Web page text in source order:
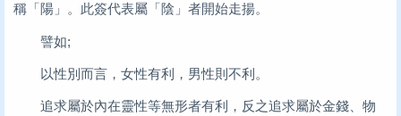
稱「陽」。此簽代表屬「陰」者開始走揚。
譬如;
以性別而言，女性有利，男性則不利。
追求屬於內在靈性等無形者有利，反之追求屬於金錢、物